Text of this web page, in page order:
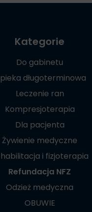
Kategorie
Do gabinetu
długoterminowa
Leczenie ran
Kompresjoterapia
Dla pacjenta
Żywienie medyczne
i fizjoterapia
Refundacja NFZ
Odzież medyczna
OBUWIE